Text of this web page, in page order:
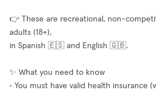
👉 These are recreational, non-
adults (18+),
in Spanish 🇪🇸 and English 🇬🇧.
✨ What you need to know
• You must have valid health insurance